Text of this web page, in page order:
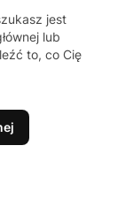
jest
lub
to, co Cię